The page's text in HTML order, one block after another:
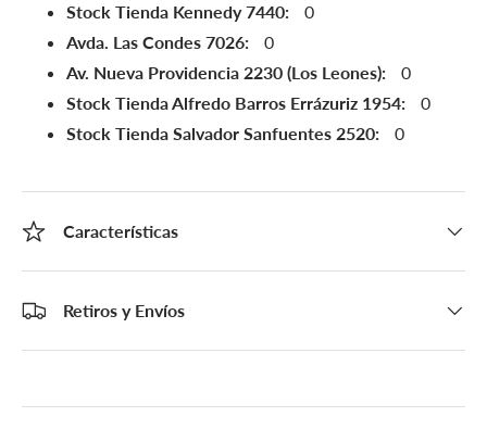
Stock Tienda Kennedy 7440:
0
Avda. Las Condes 7026:
0
Av. Nueva Providencia 2230 (Los Leones):
0
Stock Tienda Alfredo Barros Errázuriz 1954:
0
Stock Tienda Salvador Sanfuentes 2520:
0
Características
Retiros y Envíos